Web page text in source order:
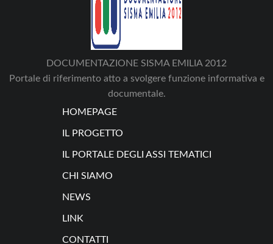
DOCUMENTAZIONE SISMA EMILIA 2012
Portale di riferimento atto a svolgere funzione informativa e
documentale.
HOMEPAGE
IL PROGETTO
IL PORTALE DEGLI ASSI TEMATICI
CHI SIAMO
NEWS
LINK
CONTATTI